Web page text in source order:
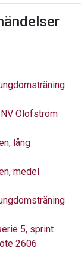
Olofström
lång
medel
5, sprint
2606